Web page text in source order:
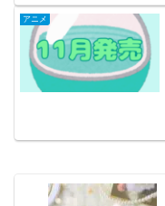
アニメ